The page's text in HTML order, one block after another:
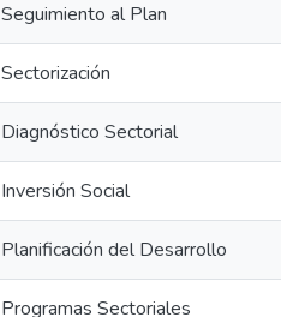
Seguimiento al Plan
Sectorización
Diagnóstico Sectorial
Inversión Social
Planificación del Desarrollo
Programas Sectoriales